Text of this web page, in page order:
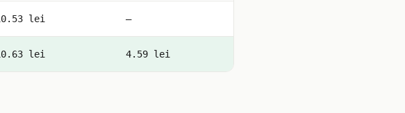
lei —
lei 4.59 lei